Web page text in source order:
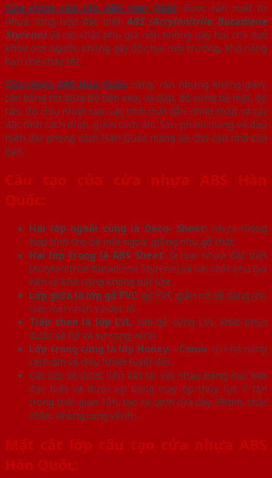
Cửa nhựa cao cấp ABS Hàn Quốc được sản xuất từ
nhựa tổng hợp đặc biệt ABS (Acrylonitrile Butadiene
Styrene)và các chất phụ gia nên không gây hại cho sức
khỏe con người, không gây độc hại môi trường, khả năng
hạn chế cháy tốt.
Cửa nhựa ABS Hàn Quốc cứng, rắn nhưng không giòn,
cân bằng tốt giữa độ bền kéo, va đập, độ cứng bề mặt, độ
rắn, độ chịu nhiệt cao, các tính chất dẫn nhiệt thấp và các
đặc tính cách điện, giảm cách âm. Sản phẩm mang vẻ đẹp
hiện đại phong cách Hàn Quốc mang lại cho căn nhà của
bạn.
Cấu tạo của cửa nhựa ABS Hàn
Quốc:
Hai lớp ngoài cùng là Deco- Sheet: nhựa thông
hợp tính cho bề mặt ngoài giống như gỗ thật.
Hai lớp trong là ABS Sheet: là loại nhựa đặc biệt
(Acrylonitrile Butadiene Styrene) và các chất phụ gia
nên có khả năng không bắt lửa.
Lớp giữa là lớp gỗ PVC: gỗ PVC giãn nở dễ dàng cho
việc mài nhẵn và đục lỗ.
Tiếp theo là lớp LVL: lớp gỗ cứng LVL khắc phục
được kẽ hở và sự cong vênh.
Lớp trong cùng là lớp Honey – Comb: có khả năng
cách âm và chịu nhiệt tuyệt đối.
Các lớp sẽ được liên kết lại với nhau bằng loại keo
đặc biệt và được ép bằng máy ép thủy lực 7 tấn
trong thời gian 10h, tạo ra cánh cửa dày 39mm, chắc
chắn, không cong vênh,…
Mặt cắt lớp cấu tạo cửa nhựa ABS
Hàn Quốc: